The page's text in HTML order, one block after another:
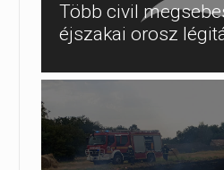
Több civil
éjszakai orosz